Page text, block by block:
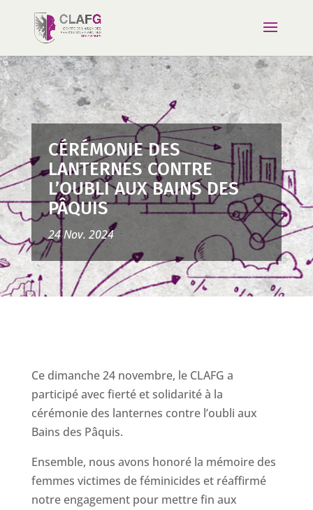
CÉRÉMONIE DES
LANTERNES CONTRE
L’OUBLI AUX BAINS DES
PÂQUIS
24 Nov. 2024
Ce dimanche 24 novembre, le CLAFG a
participé avec fierté et solidarité à la
cérémonie des lanternes contre l’oubli aux
Bains des Pâquis.
Ensemble, nous avons honoré la mémoire des
femmes victimes de féminicides et réaffirmé
notre engagement pour mettre fin aux